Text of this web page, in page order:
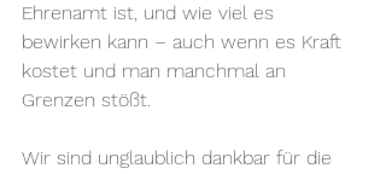
Ehrenamt ist, und wie viel es
bewirken kann – auch wenn es Kraft
kostet und man manchmal an
Grenzen stößt.
Wir sind unglaublich dankbar für die